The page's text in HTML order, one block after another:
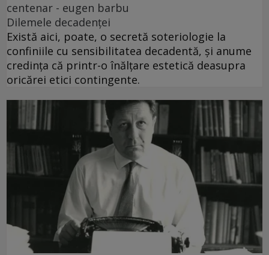
centenar - eugen barbu
Dilemele decadenței
Există aici, poate, o secretă soteriologie la
confiniile cu sensibilitatea decadentă, și anume
credința că printr-o înălțare estetică deasupra
oricărei etici contingente.